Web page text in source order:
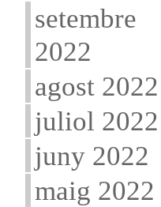
setembre
2022
agost 2022
juliol 2022
juny 2022
maig 2022